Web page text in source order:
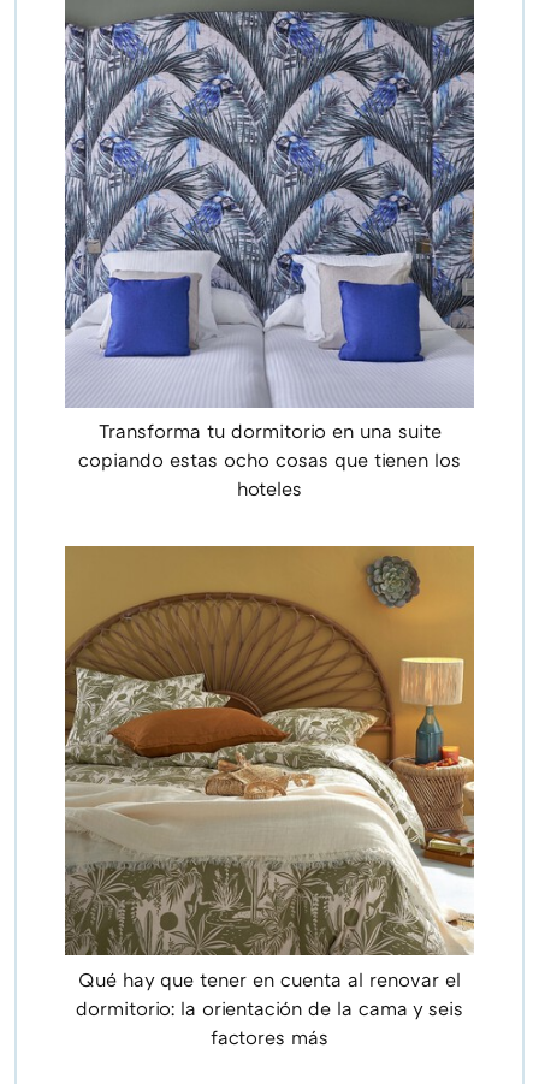
Transforma tu dormitorio en una suite
copiando estas ocho cosas que tienen los
hoteles
Qué hay que tener en cuenta al renovar el
dormitorio: la orientación de la cama y seis
factores más